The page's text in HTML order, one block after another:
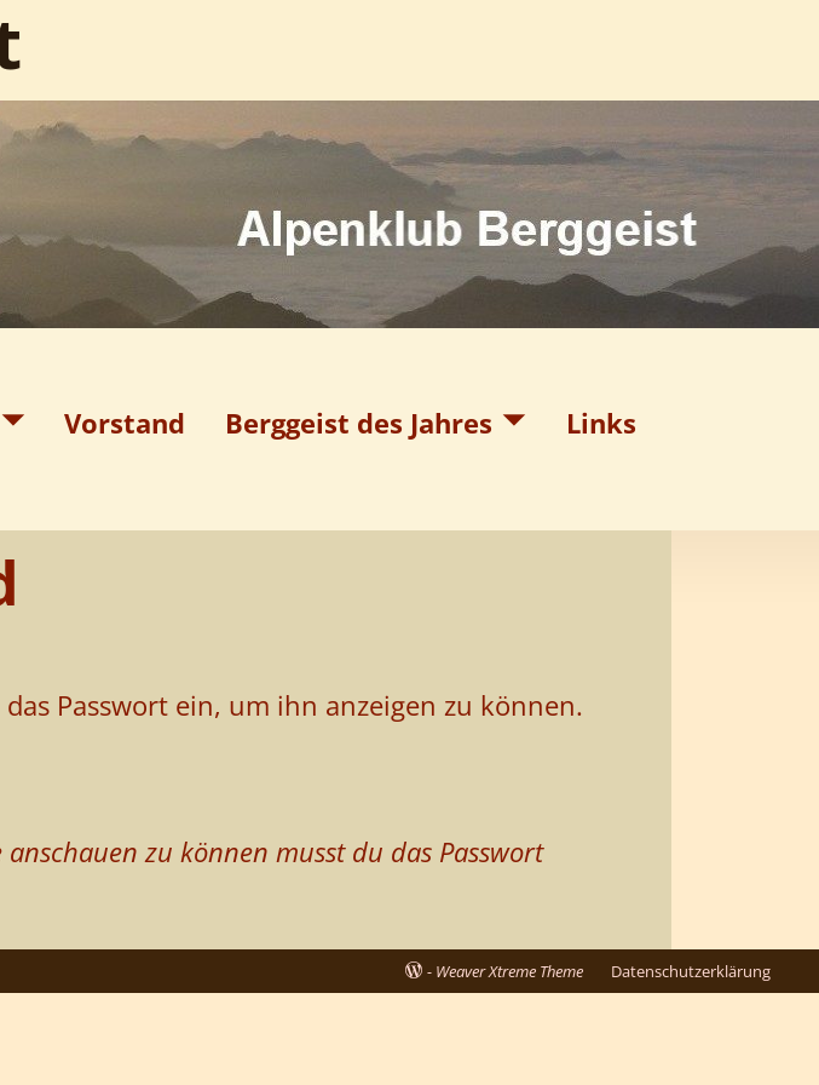
Vorstand Berggeist des Jahres
Links
Passwort ein, um ihn anzeigen zu können.
zu können musst du das Passwort
- Weaver Xtreme Theme Datenschutzerklärung